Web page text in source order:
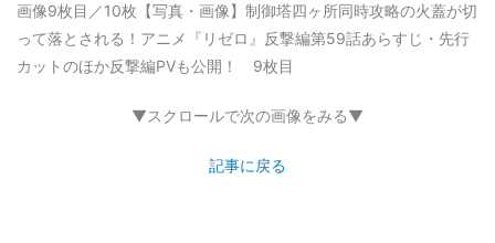
画像9枚目／10枚 【写真・画像】制御塔四ヶ所同時攻略の火蓋が切
って落とされる！アニメ『リゼロ』反撃編第59話あらすじ・先行
カットのほか反撃編PVも公開！ 9枚目
▼スクロールで次の画像をみる▼
記事に戻る